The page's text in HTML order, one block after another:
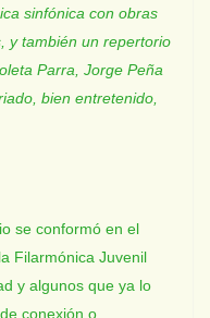
sinfónica con obras
y también un repertorio
Parra, Jorge Peña
bien entretenido,
se conformó en el
Filarmónica Juvenil
y algunos que ya lo
conexión o